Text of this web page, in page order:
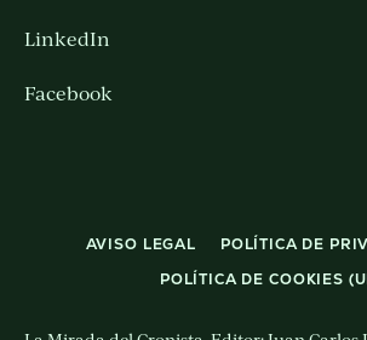
LinkedIn
Facebook
AVISO LEGAL
POLÍTICA DE
POLÍTICA DE COOKIES